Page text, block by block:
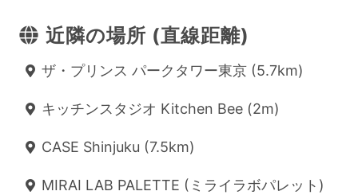
近隣の場所 (直線距離)
ザ・プリンス パークタワー東京 (5.7km)
キッチンスタジオ Kitchen Bee (2m)
CASE Shinjuku (7.5km)
MIRAI LAB PALETTE (ミライラボパレット)